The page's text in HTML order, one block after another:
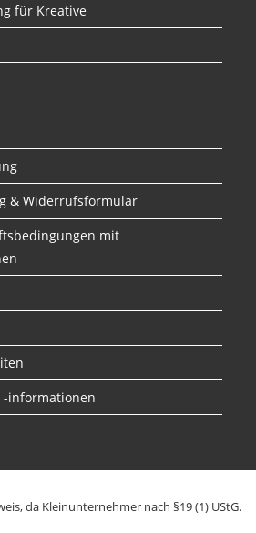
für Kreative
& Widerrufsformular
mit
-informationen
da Kleinunternehmer nach §19 (1) UStG.